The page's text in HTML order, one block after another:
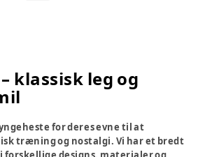
klassisk leg og
for deres evne til at
træning og nostalgi. Vi har et bredt